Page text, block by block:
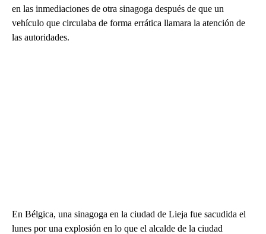
en las inmediaciones de otra sinagoga después de que un
vehículo que circulaba de forma errática llamara la atención de
las autoridades.
En Bélgica, una sinagoga en la ciudad de Lieja fue sacudida el
lunes por una explosión en lo que el alcalde de la ciudad